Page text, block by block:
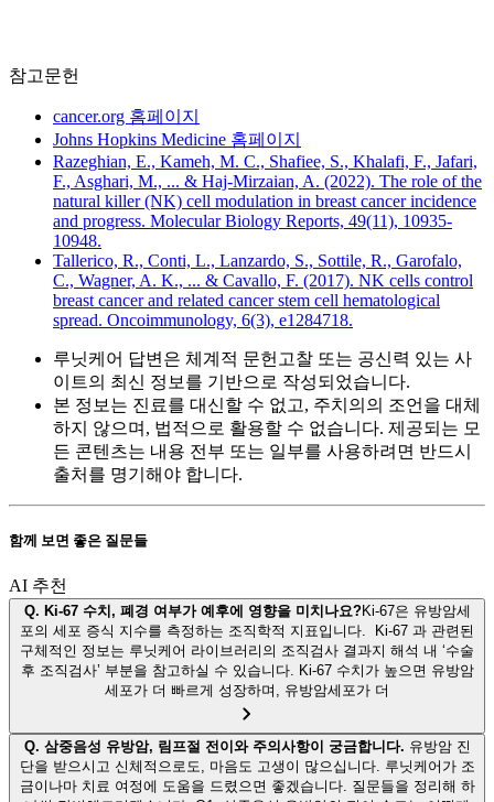
참고문헌
cancer.org 홈페이지
Johns Hopkins Medicine 홈페이지
Razeghian, E., Kameh, M. C., Shafiee, S., Khalafi, F., Jafari,
F., Asghari, M., ... & Haj-Mirzaian, A. (2022). The role of the
natural killer (NK) cell modulation in breast cancer incidence
and progress. Molecular Biology Reports, 49(11), 10935-
10948.
Tallerico, R., Conti, L., Lanzardo, S., Sottile, R., Garofalo,
C., Wagner, A. K., ... & Cavallo, F. (2017). NK cells control
breast cancer and related cancer stem cell hematological
spread. Oncoimmunology, 6(3), e1284718.
루닛케어 답변은 체계적 문헌고찰 또는 공신력 있는 사
이트의 최신 정보를 기반으로 작성되었습니다.
본 정보는 진료를 대신할 수 없고, 주치의의 조언을 대체
하지 않으며, 법적으로 활용할 수 없습니다. 제공되는 모
든 콘텐츠는 내용 전부 또는 일부를 사용하려면 반드시
출처를 명기해야 합니다.
함께 보면 좋은 질문들
AI 추천
Q. Ki-67 수치, 폐경 여부가 예후에 영향을 미치나요?Ki-67은 유방암세
포의 세포 증식 지수를 측정하는 조직학적 지표입니다. Ki-67 과 관련된
구체적인 정보는 루닛케어 라이브러리의 조직검사 결과지 해석 내 ‘수술
후 조직검사’ 부분을 참고하실 수 있습니다. Ki-67 수치가 높으면 유방암
세포가 더 빠르게 성장하며, 유방암세포가 더
Q. 삼중음성 유방암, 림프절 전이와 주의사항이 궁금합니다. 유방암 진
단을 받으시고 신체적으로도, 마음도 고생이 많으십니다. 루닛케어가 조
금이나마 치료 여정에 도움을 드렸으면 좋겠습니다. 질문들을 정리해 하